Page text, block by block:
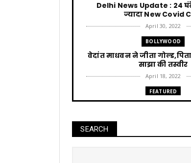
Delhi News Update : 24
ज्यादा New Covid
April 30, 2022
BOLLYWOOD
वेदांत माधवन ने जीता
साझा की तस्वीर
April 18, 2022
FEATURED
Jharkhand News Trikut
SEARCH